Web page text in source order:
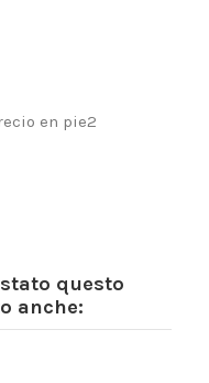
en pie2
questo
anche: